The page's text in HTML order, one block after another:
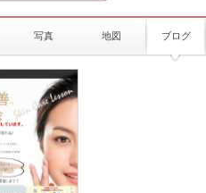
写真 地図 ブログ